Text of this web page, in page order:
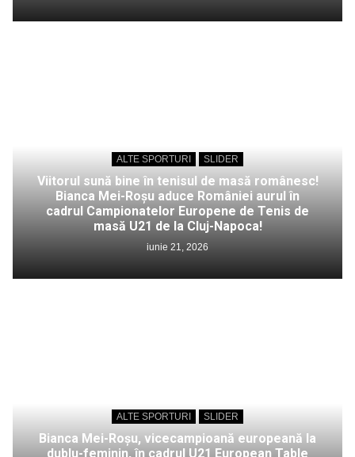
ALTE SPORTURI SLIDER
Viitorul sună bine în tenisul de masă românesc!
Bianca Mei-Roșu aduce României aurul în
cadrul Campionatelor Europene de Tenis de
masă U21 de la Cluj-Napoca!
iunie 21, 2026
ALTE SPORTURI SLIDER
Bianca Mei-Roșu, vicecampioană europeană la
dublu-feminin, în cadrul U21 European Table